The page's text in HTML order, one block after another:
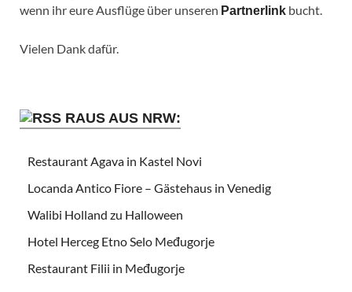
wenn ihr eure Ausflüge über unseren Partnerlink bucht.
Vielen Dank dafür.
RAUS AUS NRW:
Restaurant Agava in Kastel Novi
Locanda Antico Fiore – Gästehaus in Venedig
Walibi Holland zu Halloween
Hotel Herceg Etno Selo Međugorje
Restaurant Filii in Međugorje